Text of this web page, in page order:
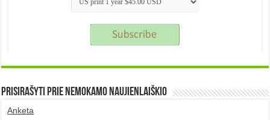
Prisirašyti prie nemokamo naujienlaiškio
Anketa